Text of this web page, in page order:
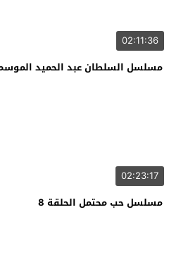
02:11:36
مسلسل السلطان عبد الحميد الموسم
02:23:17
مسلسل حب محتمل الحلقة 8